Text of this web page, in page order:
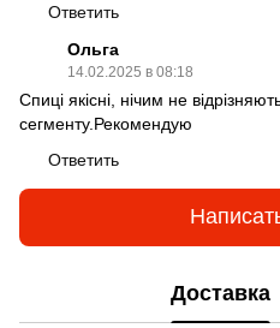
Ответить
Ольга
14.02.2025 в 08:18
Спиці якісні, нічим не
сегменту.Рекомендую
Ответить
Доставка